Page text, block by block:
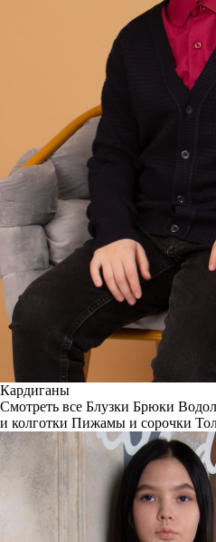
Кардиганы
Смотреть все Блузки Брюки
и колготки Пижамы и сорочки